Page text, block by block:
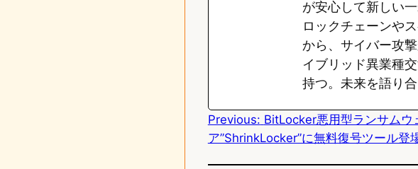
o
n
y
o
k
が安心して新しい
ロックチェーンや
から、サイバー攻
イブリッド異業種
持つ。未来を語り
Previous: BitLocker悪用型ランサムウ
ア”ShrinkLocker”に無料復号ツール登